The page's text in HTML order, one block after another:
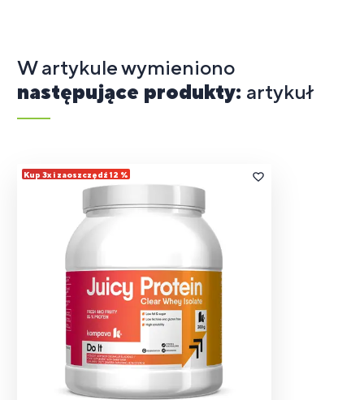
W artykule wymieniono
następujące produkty: artykuł
Kup 3x i zaoszczędź 12 %